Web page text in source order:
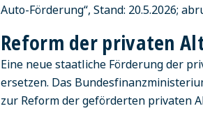
Auto-Förderung“, Stand: 20.5.2026;
Reform der privaten
Eine neue staatliche Förderung der
ersetzen. Das
zur Reform der geförderten privaten